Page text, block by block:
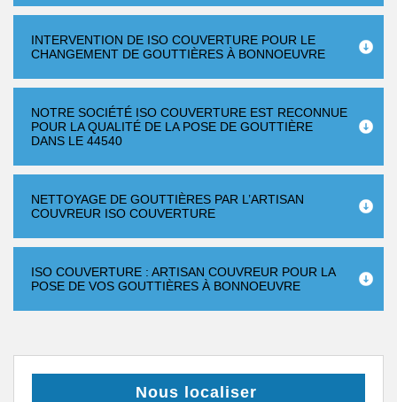
INTERVENTION DE ISO COUVERTURE POUR LE
CHANGEMENT DE GOUTTIÈRES À BONNOEUVRE
NOTRE SOCIÉTÉ ISO COUVERTURE EST RECONNUE
POUR LA QUALITÉ DE LA POSE DE GOUTTIÈRE
DANS LE 44540
NETTOYAGE DE GOUTTIÈRES PAR L’ARTISAN
COUVREUR ISO COUVERTURE
ISO COUVERTURE : ARTISAN COUVREUR POUR LA
POSE DE VOS GOUTTIÈRES À BONNOEUVRE
Nous localiser